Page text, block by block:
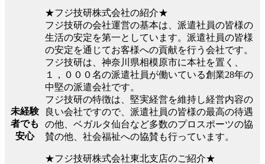
未経験
者でも
安心
★フジ技研株式会社の紹介★
フジ技研の会社運営の基本は、派遣社員の皆様の
生活の安定を第一としています。派遣社員の皆様
の安定を通じてお客様への貢献を行う会社です。
フジ技研は、神奈川県相模原市に本社を置く、
１，０００名の派遣社員が働いている創業28年の
中堅の派遣会社です。
フジ技研の特徴は、堅実経営を維持し経営内容の
良い会社ですので、派遣社員の皆様の最高の待遇
の他、ベガルタ仙台など多数のプロスポーツの協
賛の他、社会福祉への協賛も行っています。
★フジ技研株式会社東北支店のご紹介★